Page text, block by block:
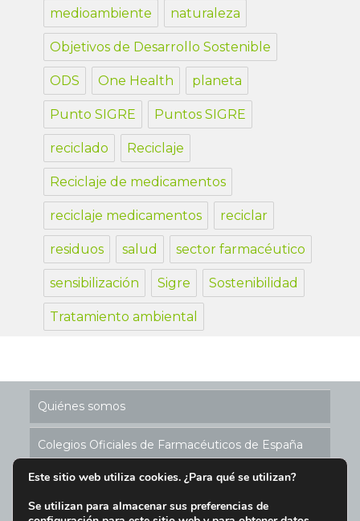
medioambiente naturaleza
Objetivos de Desarrollo Sostenible
ODS One Health planeta
Punto SIGRE Puntos SIGRE
reciclado Reciclaje
Reciclaje de medicamentos
reciclaje medicamentos reciclar
residuos salud sector farmacéutico
sensibilización Sigre Sostenibilidad
Tratamiento ambiental
Quiénes somos
Colegios Oficiales de Farmacéuticos de España
Historia de los Puntos SIGRE
Este sitio web utiliza cookies. ¿Para qué se utilizan?
Se utilizan para almacenar sus preferencias de